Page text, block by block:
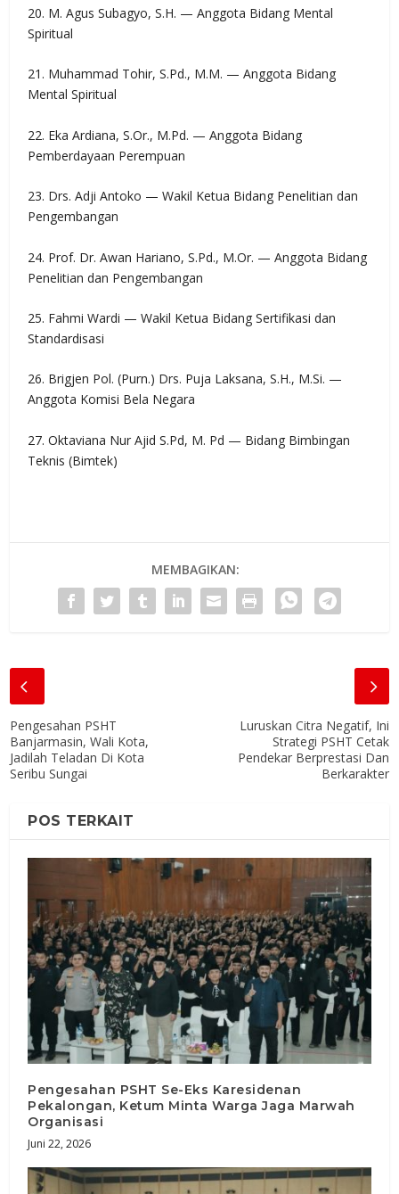
20. M. Agus Subagyo, S.H. — Anggota Bidang Mental
Spiritual
21. Muhammad Tohir, S.Pd., M.M. — Anggota Bidang
Mental Spiritual
22. Eka Ardiana, S.Or., M.Pd. — Anggota Bidang
Pemberdayaan Perempuan
23. Drs. Adji Antoko — Wakil Ketua Bidang Penelitian dan
Pengembangan
24. Prof. Dr. Awan Hariano, S.Pd., M.Or. — Anggota Bidang
Penelitian dan Pengembangan
25. Fahmi Wardi — Wakil Ketua Bidang Sertifikasi dan
Standardisasi
26. Brigjen Pol. (Purn.) Drs. Puja Laksana, S.H., M.Si. —
Anggota Komisi Bela Negara
27. Oktaviana Nur Ajid S.Pd, M. Pd — Bidang Bimbingan
Teknis (Bimtek)
MEMBAGIKAN:
Pengesahan PSHT
Banjarmasin, Wali Kota,
Jadilah Teladan Di Kota
Seribu Sungai
Luruskan Citra Negatif, Ini
Strategi PSHT Cetak
Pendekar Berprestasi Dan
Berkarakter
POS TERKAIT
Pengesahan PSHT Se-Eks Karesidenan
Pekalongan, Ketum Minta Warga Jaga Marwah
Organisasi
Juni 22, 2026